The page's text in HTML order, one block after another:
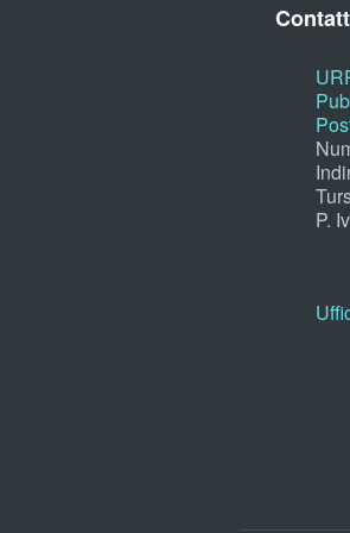
P.